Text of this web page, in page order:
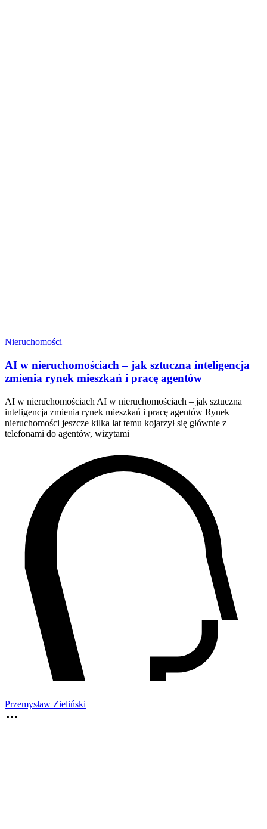
Nieruchomości
AI w nieruchomościach – jak sztuczna inteligencja
zmienia rynek mieszkań i pracę agentów
AI w nieruchomościach AI w nieruchomościach – jak sztuczna
inteligencja zmienia rynek mieszkań i pracę agentów Rynek
nieruchomości jeszcze kilka lat temu kojarzył się głównie z
telefonami do agentów, wizytami
Przemysław Zieliński